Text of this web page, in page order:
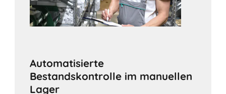
Automatisierte
Bestandskontrolle im manuellen
Lager